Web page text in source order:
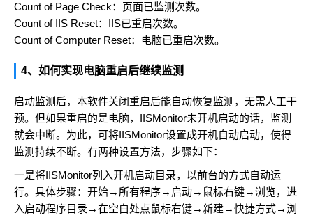
Count of Page Check：页面已监测次数。
Count of IIS Reset：IIS已重启次数。
Count of Computer Reset：电脑已重启次数。
4、如何实现电脑重启后继续监测
启动监测后，本软件关闭重启后能自动恢复监测，无需人工干
预。但如果重启的是电脑，IISMonitor未开机启动的话，监测
就会中断。为此，可将IISMonitor设置成开机自动启动，使得
监测持续不断。有两种设置方法，步骤如下：
一是将IISMonitor列入开机启动目录，以前台的方式自动运
行。具体步骤：开始→所有程序→启动→鼠标右键→浏览，进
入启动程序目录→在空白处点鼠标右键→新建→快捷方式→浏